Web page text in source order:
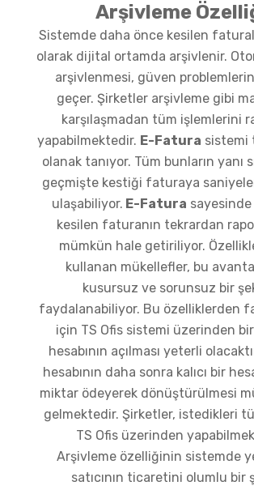
Arşivleme
Sistemde daha önce kesilen
olarak dijital ortamda arşivlenir.
arşivlenmesi, güven
geçer. Şirketler arşivleme gibi
karşılaşmadan tüm işlemlerini
yapabilmektedir. E-Fatura sistemi
olanak tanıyor. Tüm bunların yanı
geçmişte kestiği faturaya
ulaşabiliyor. E-Fatura
kesilen faturanın tekrardan
mümkün hale getiriliyor.
kullanan mükellefler, bu
kusursuz ve sorunsuz bir
faydalanabiliyor. Bu özelliklerden
için TS Ofis sistemi üzerinden
hesabının açılması yeterli
hesabının daha sonra kalıcı bir
miktar ödeyerek dönüştürülmesi
gelmektedir. Şirketler, istedikleri
TS Ofis üzerinden
Arşivleme özelliğinin sistemde
satıcının ticaretini olumlu bir